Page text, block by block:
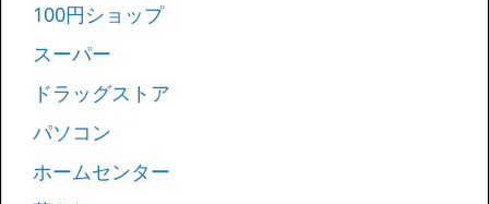
100円ショップ
スーパー
ドラッグストア
パソコン
ホームセンター